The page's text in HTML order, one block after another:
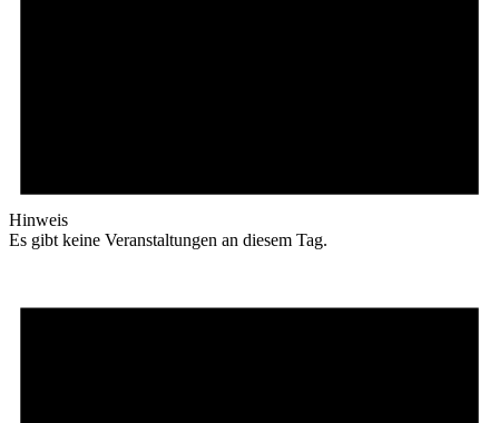
Hinweis
Es gibt keine Veranstaltungen an diesem Tag.